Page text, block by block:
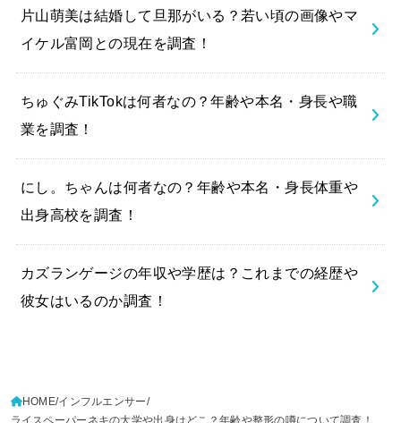
片山萌美は結婚して旦那がいる？若い頃の画像やマ
イケル富岡との現在を調査！
ちゅぐみTikTokは何者なの？年齢や本名・身長や職
業を調査！
にし。ちゃんは何者なの？年齢や本名・身長体重や
出身高校を調査！
カズランゲージの年収や学歴は？これまでの経歴や
彼女はいるのか調査！
HOME インフルエンサー
ライスペーパーネキの大学や出身はどこ？年齢や整形の噂について調査！